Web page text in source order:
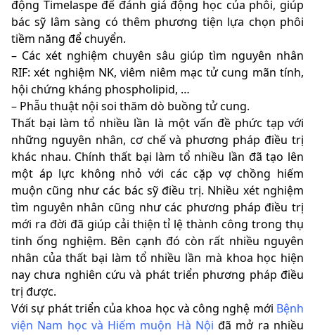
động Timelaspe để đánh giá động học của phôi, giúp
bác sỹ lâm sàng có thêm phương tiện lựa chọn phôi
tiềm năng để chuyển.
– Các xét nghiệm chuyên sâu giúp tìm nguyên nhân
RIF: xét nghiệm NK, viêm niêm mạc tử cung mãn tính,
hội chứng kháng phospholipid, …
– Phẫu thuật nội soi thăm dò buồng tử cung.
Thất bại làm tổ nhiều lần là một vấn đề phức tạp với
những nguyên nhân, cơ chế và phương pháp điều trị
khác nhau. Chính thất bại làm tổ nhiều lần đã tạo lên
một áp lực không nhỏ với các cặp vợ chồng hiếm
muộn cũng như các bác sỹ điều trị. Nhiều xét nghiệm
tìm nguyên nhân cũng như các phương pháp điều trị
mới ra đời đã giúp cải thiện tỉ lệ thành công trong thụ
tinh ống nghiệm. Bên cạnh đó còn rất nhiều nguyên
nhân của thất bại làm tổ nhiều lần mà khoa học hiện
nay chưa nghiên cứu và phát triển phương pháp điều
trị được.
Với sự phát triển của khoa học và công nghệ mới Bệnh
viện Nam học và Hiếm muộn Hà Nội đã mở ra nhiều